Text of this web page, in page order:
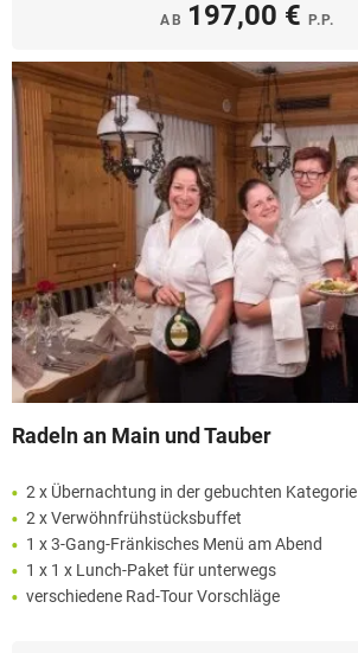
AB 197,00 € P.P.
Radeln an Main und Tauber
2 x Übernachtung in der gebuchten Kategorie
2 x Verwöhnfrühstücksbuffet
1 x 3-Gang-Fränkisches Menü am Abend
1 x 1 x Lunch-Paket für unterwegs
verschiedene Rad-Tour Vorschläge